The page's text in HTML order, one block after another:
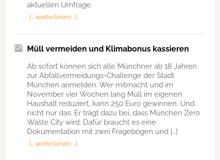
aktuellen Umfrage.
[… weiterlesen …]
Müll vermeiden und Klimabonus kassieren
Ab sofort können sich alle Münchner ab 18 Jahren
zur Abfallvermeidungs-Challenge der Stadt
München anmelden. Wer mitmacht und im
November vier Wochen lang Müll im eigenen
Haushalt reduziert, kann 250 Euro gewinnen. Und
nicht nur das: Er trägt dazu bei, dass München Zero
Waste City wird. Dafür braucht es eine
Dokumentation mit zwei Fragebögen und […]
[… weiterlesen …]